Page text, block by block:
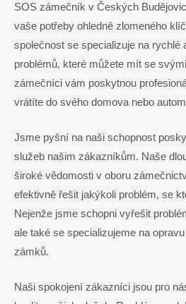
SOS zámečník v Českých
vaše potřeby ohledně zlomeného
společnost se specializuje na rychlé
problémů, které můžete mít se
zámečníci vám poskytnou
vrátíte do svého domova nebo
Jsme pyšní na naši schopnost
služeb našim zákazníkům. Naše
široké vědomosti v oboru
efektivně řešit jakýkoli problém, se
Nejenže jsme schopni vyřešit
ale také se specializujeme na
zámků.
Naši spokojení zákazníci jsou pro